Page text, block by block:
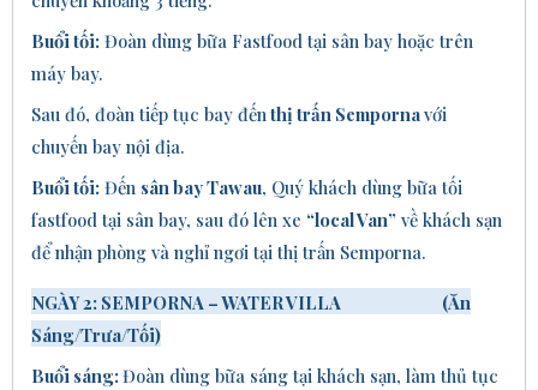
Buổi tối: Đoàn dùng bữa Fastfood tại sân bay hoặc trên
máy bay.
Sau đó, đoàn tiếp tục bay đếnthị trấn Sempornavới
chuyến bay nội địa.
Buổi tối: Đến sân bay Tawau, Quý khách dùng bữa tối
fastfoodtại sân bay, sau đó lên xe “local Van” về khách sạn
để nhận phòng và nghỉ ngơi tại thị trấn Semporna.
NGÀY 2: SEMPORNA – WATER VILLA (Ăn
Sáng/Trưa/Tối)
Buổi sáng:Đoàn dùng bữa sáng tại khách sạn, làm thủ tục